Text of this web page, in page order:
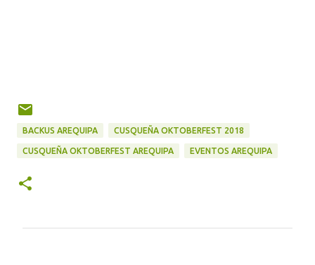
BACKUS AREQUIPA CUSQUEÑA OKTOBERFEST 2018
CUSQUEÑA OKTOBERFEST AREQUIPA EVENTOS AREQUIPA